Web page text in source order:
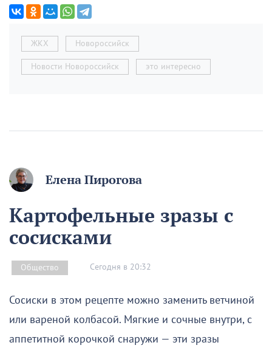
ЖКХ Новороссийск
Новости Новороссийск это интересно
Елена Пирогова
Картофельные зразы с
сосисками
Общество Сегодня в 20:32
Сосиски в этом рецепте можно заменить ветчиной
или вареной колбасой. Мягкие и сочные внутри, с
аппетитной корочкой снаружи — эти зразы